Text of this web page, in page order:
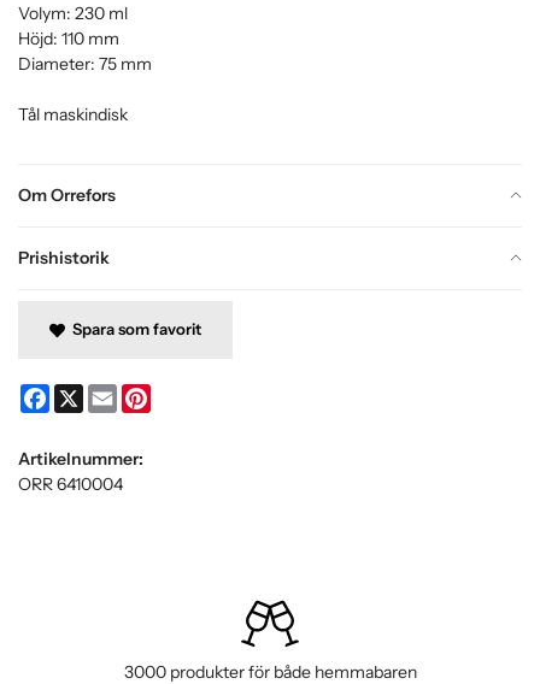
Om Orrefors
Prishistorik
Volym: 230 ml
Höjd: 110 mm
Diameter: 75 mm
Tål maskindisk
Spara som favorit
Facebook
X Email
Artikelnummer:
ORR 6410004
3000 produkter för både hemmabaren